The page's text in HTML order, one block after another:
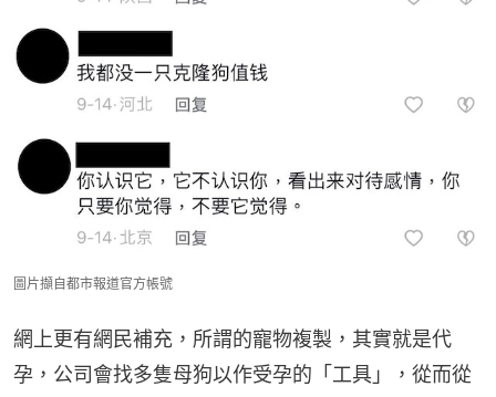
圖片擷自都市報道官方帳號
網上更有網民補充，所謂的寵物複製，其實就是代
孕，公司會找多隻母狗以作受孕的「工具」，從而從